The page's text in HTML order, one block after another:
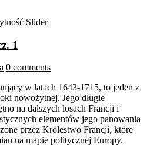
Slider
1
0 comments
w latach 1643-1715, to jeden z
nowożytnej. Jego długie
na dalszych losach Francji i
elementów jego panowania
przez Królestwo Francji, które
na mapie politycznej Europy.